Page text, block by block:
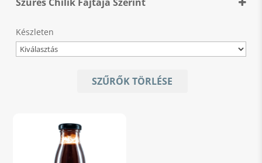
2/5
Habanero Chocolate
Készleten
SZŰRŐK TÖRLÉSE